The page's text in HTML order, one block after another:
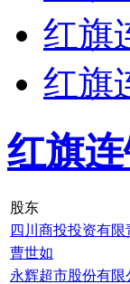
红旗
红旗
红旗
股东
四川商投投资有限
曹世如
永辉超市股份有限